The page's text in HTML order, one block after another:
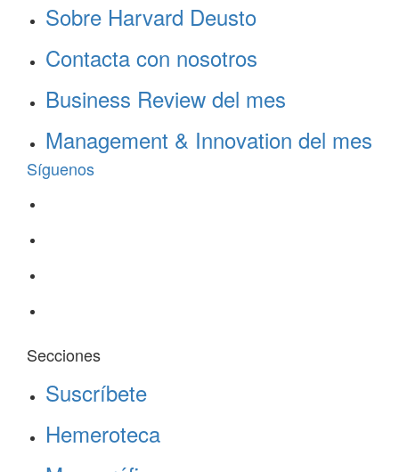
Sobre Harvard Deusto
Contacta con nosotros
Business Review del mes
Management & Innovation del mes
Síguenos
Secciones
Suscríbete
Hemeroteca